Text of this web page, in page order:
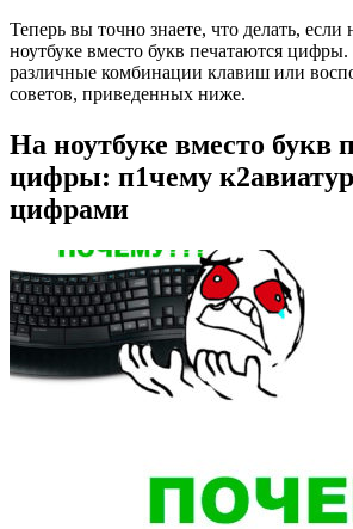
Теперь вы точно знаете, что делать,
ноутбуке вместо букв печатаются
различные комбинации клавиш или
советов, приведенных ниже.
На ноутбуке вместо букв
цифры: п1чему
цифрами